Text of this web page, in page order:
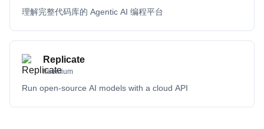
理解完整代码库的 Agentic AI 编程平台
Replicate
freemium
Run open-source AI models with a cloud API